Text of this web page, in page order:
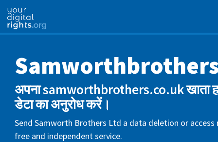
अपना samworthbrothers.co.uk खाता
डेटा का अनुरोध करें।
Send Samworth Brothers Ltd a data deletion or
free and independent service.